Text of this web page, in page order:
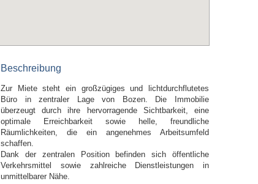
Beschreibung
Zur Miete steht ein großzügiges und lichtdurchflutetes
Büro in zentraler Lage von Bozen. Die Immobilie
überzeugt durch ihre hervorragende Sichtbarkeit, eine
optimale Erreichbarkeit sowie helle, freundliche
Räumlichkeiten, die ein angenehmes Arbeitsumfeld
schaffen.
Dank der zentralen Position befinden sich öffentliche
Verkehrsmittel sowie zahlreiche Dienstleistungen in
unmittelbarer Nähe.